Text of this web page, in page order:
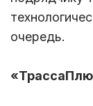
очередь.